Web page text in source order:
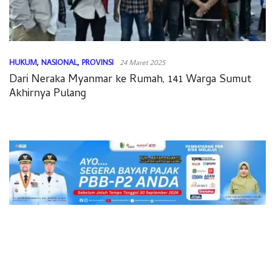
HUKUM, NASIONAL, PROVINSI 24 Maret 2025
Dari Neraka Myanmar ke Rumah, 141 Warga Sumut
Akhirnya Pulang